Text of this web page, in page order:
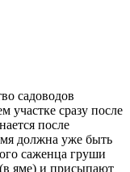
садоводов
участке сразу после
после
должна уже быть
саженца груши
яме) и присыпают